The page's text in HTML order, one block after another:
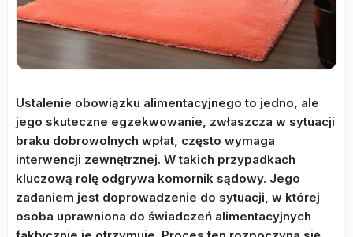
Ustalenie obowiązku alimentacyjnego to jedno, ale
jego skuteczne egzekwowanie, zwłaszcza w sytuacji
braku dobrowolnych wpłat, często wymaga
interwencji zewnętrznej. W takich przypadkach
kluczową rolę odgrywa komornik sądowy. Jego
zadaniem jest doprowadzenie do sytuacji, w której
osoba uprawniona do świadczeń alimentacyjnych